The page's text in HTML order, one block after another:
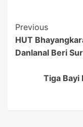
Post
Previous
HUT
Danlanal Beri
Tiga Bayi